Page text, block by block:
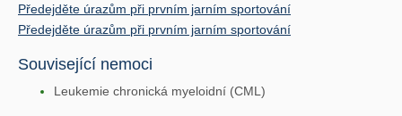
Předejděte úrazům při prvním jarním sportování
Předejděte úrazům při prvním jarním sportování
Související nemoci
Leukemie chronická myeloidní (CML)